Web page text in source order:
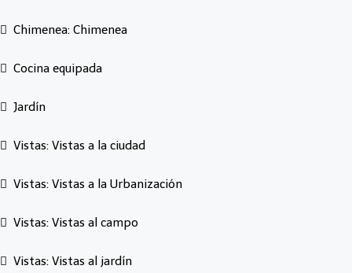
Chimenea: Chimenea
Cocina equipada
Jardín
Vistas: Vistas a la ciudad
Vistas: Vistas a la Urbanización
Vistas: Vistas al campo
Vistas: Vistas al jardín